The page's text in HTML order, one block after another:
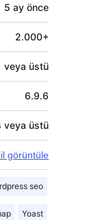
5 ay önce
2.000+
veya üstü
6.9.6
veya üstü
görüntüle
seo
Yoast